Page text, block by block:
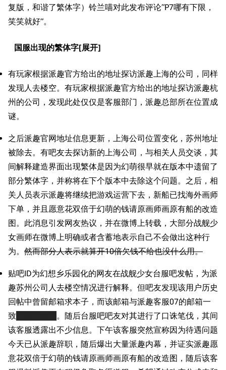
复版，和谐了繁体字）铃兰喵对此发布评论“P7哪有下限，
笑笑就好”。
国服出现的繁体字
有玩家根据派趣官方给出的地址探访派趣上海的公司，同样
发现人去楼空。有玩家根据派趣官方给出的地址探访派趣杭
州的公司，发现此处仅仅是客服部门，派趣总部所在位置成
谜。
之后派趣官网地址信息更新，上海公司位置变化，苏州地址
被除去。有吧友去探访新的上海公司，与相关人员交谈，其
间解释建造界面出现繁体是因为幻萌很早就在版本中遗留了
部分繁体字，并称将在下个版本中去除这个问题。之后，相
关人员表示派趣将继续把游戏运营下去，新船已找海外画师
下单，并且愿意花双倍于幻萌的钱请原画师画原有船的改造
图。此消息引发网友热议，并在微博上转载，大部分战舰少
女画师在微博上明确或者含蓄地表示自己不会做出这种行
为。 然而部分人表示就算开10倍欠钱不给也没什么用。
贴吧ID为幻想乡乐园化的网友在战舰少女台服吧发帖，为派
趣苏州公司人去楼空情况进行解释。但吧友发现该用户历史
回帖中曾留邮箱求本子，而该邮箱与派趣客服07的邮箱一
致
。随后台服吧吧友对其进行了口诛笔伐，其间
该客服透露出不少信息。下午该客服突然宣称因为待遇问题
今天已从派趣辞职，随后爆出大量派趣内幕，并证实派趣愿
意花双倍于幻萌的钱请原画师画原有船的改造图，随后该客